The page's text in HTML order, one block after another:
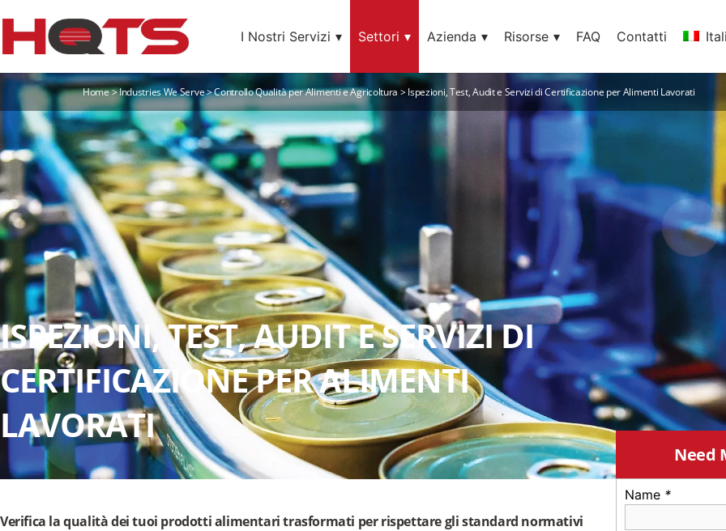
I Nostri Servizi Settori Azienda Risorse FAQ Contatti
Home>Industries We Serve>Controllo Qualità per Alimenti e Agricoltura >Ispezioni, Test, Audit e Servizi di Certificazione per Alimenti Lavorati
ISPEZIONI, TEST, AUDIT E SERVIZI DI
CERTIFICAZIONE PER ALIMENTI
LAVORATI
Verifica la qualità dei tuoi prodotti alimentari trasformati per rispettare gli standard normativi
Need
Name *